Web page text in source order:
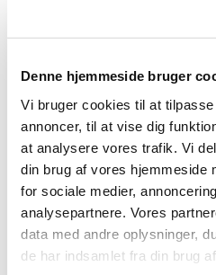
Denne hjemmeside bruger
Vi bruger cookies til at
annoncer, til at vise dig
at analysere vores trafik. Vi
din brug af vores hjemmeside
for sociale medier,
analysepartnere. Vores
data med andre oplysninger,
de har indsamlet fra din brug